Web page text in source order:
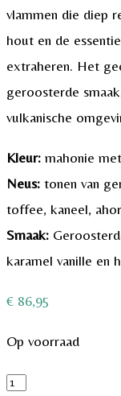
vlammen die diep
hout en de
extraheren. Het
geroosterde
vulkanische
Kleur: mahonie
Neus: tonen van
toffee, kaneel,
Smaak:
karamel vanille en
€ 86,95
Op voorraad
Ron